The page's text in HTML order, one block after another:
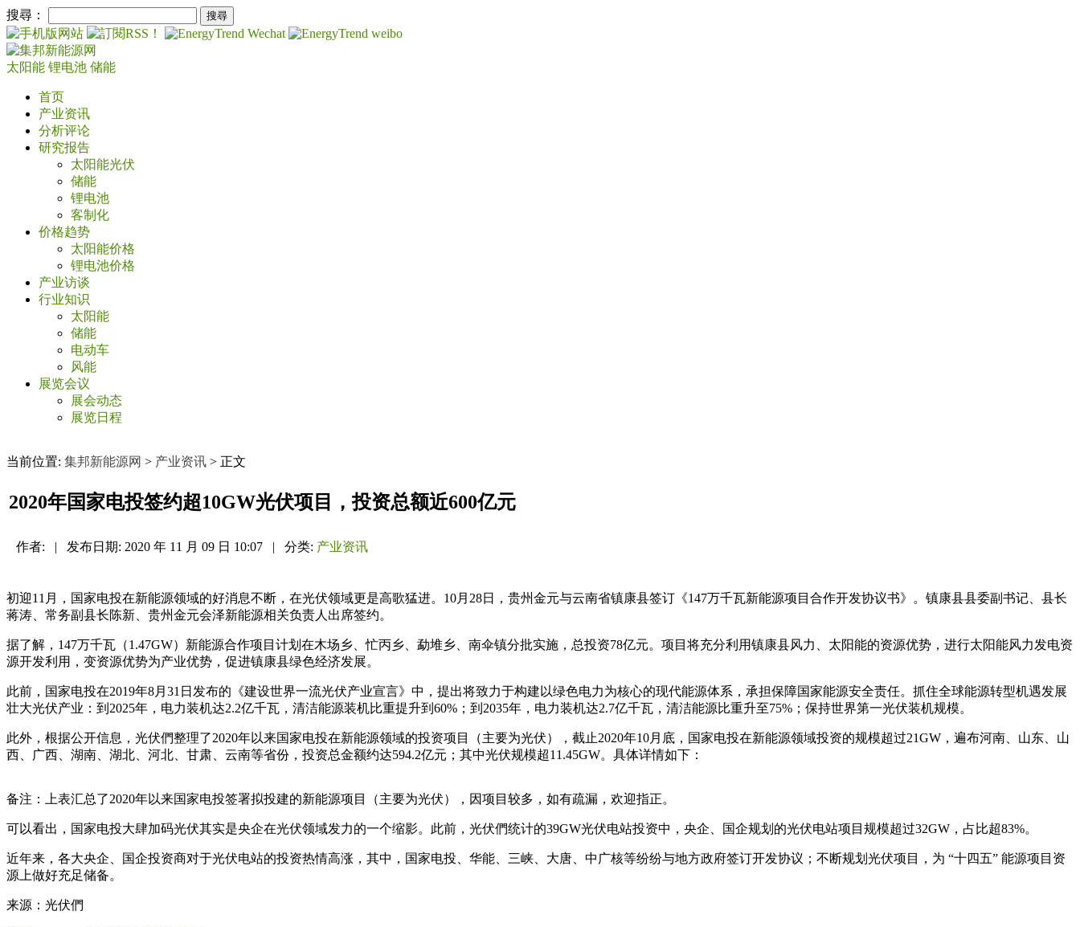
搜尋：
太阳能 锂电池 储能
首页
产业资讯
分析评论
研究报告
太阳能光伏
储能
锂电池
客制化
价格趋势
太阳能价格
锂电池价格
产业访谈
行业知识
太阳能
储能
电动车
风能
展览会议
展会动态
展览日程
当前位置: 集邦新能源网 > 产业资讯 > 正文
2020年国家电投签约超10GW光伏项目，投资总额近600亿元
作者: | 发布日期: 2020 年 11 月 09 日 10:07 | 分类: 产业资讯
初迎11月，国家电投在新能源领域的好消息不断，在光伏领域更是高歌猛进。10月28日，贵州金元与云南省镇康县签订《147万千瓦新能源项目合作开发协议书》。镇康县县委副书记、县长
蒋涛、常务副县长陈新、贵州金元会泽新能源相关负责人出席签约。
据了解，147万千瓦（1.47GW）新能源合作项目计划在木场乡、忙丙乡、勐堆乡、南伞镇分批实施，总投资78亿元。项目将充分利用镇康县风力、太阳能的资源优势，进行太阳能风力发电资
源开发利用，变资源优势为产业优势，促进镇康县绿色经济发展。
此前，国家电投在2019年8月31日发布的《建设世界一流光伏产业宣言》中，提出将致力于构建以绿色电力为核心的现代能源体系，承担保障国家能源安全责任。抓住全球能源转型机遇发展
壮大光伏产业：到2025年，电力装机达2.2亿千瓦，清洁能源装机比重提升到60%；到2035年，电力装机达2.7亿千瓦，清洁能源比重升至75%；保持世界第一光伏装机规模。
此外，根据公开信息，光伏們整理了2020年以来国家电投在新能源领域的投资项目（主要为光伏），截止2020年10月底，国家电投在新能源领域投资的规模超过21GW，遍布河南、山东、山
西、广西、湖南、湖北、河北、甘肃、云南等省份，投资总金额约达594.2亿元；其中光伏规模超11.45GW。具体详情如下：
备注：上表汇总了2020年以来国家电投签署拟投建的新能源项目（主要为光伏），因项目较多，如有疏漏，欢迎指正。
可以看出，国家电投大肆加码光伏其实是央企在光伏领域发力的一个缩影。此前，光伏們统计的39GW光伏电站投资中，央企、国企规划的光伏电站项目规模超过32GW，占比超83%。
近年来，各大央企、国企投资商对于光伏电站的投资热情高涨，其中，国家电投、华能、三峡、大唐、中广核等纷纷与地方政府签订开发协议；不断规划光伏项目，为 “十四五” 能源项目资
源上做好充足储备。
来源：光伏們